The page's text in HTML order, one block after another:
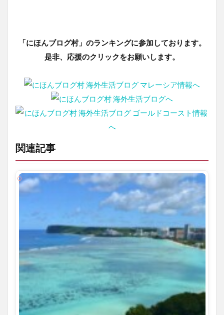
「にほんブログ村」のランキングに参加しております。
是非、応援のクリックをお願いします。
関連記事